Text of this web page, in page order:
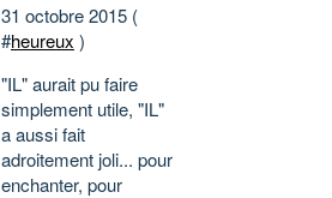
31 octobre 2015 (
#heureux )
"IL" aurait pu faire
simplement utile, "IL"
a aussi fait
adroitement joli... pour
enchanter, pour